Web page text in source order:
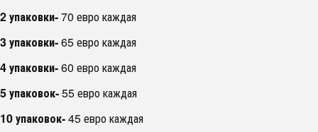
2 упаковки-70 евро каждая
3 упаковки-65 евро каждая
4 упаковки-60 евро каждая
5 упаковок-55 евро каждая
10 упаковок-45 евро каждая